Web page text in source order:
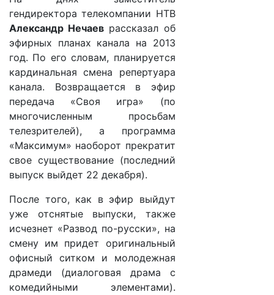
гендиректора телекомпании НТВ
Александр Нечаев рассказал об
эфирных планах канала на 2013
год. По его словам, планируется
кардинальная смена репертуара
канала. Возвращается в эфир
передача «Своя игра» (по
многочисленным просьбам
телезрителей), а программа
«Максимум» наоборот прекратит
свое существование (последний
выпуск выйдет 22 декабря).
После того, как в эфир выйдут
уже отснятые выпуски, также
исчезнет «Развод по-русски», на
смену им придет оригинальный
офисный ситком и молодежная
драмеди (диалоговая драма с
комедийными элементами).